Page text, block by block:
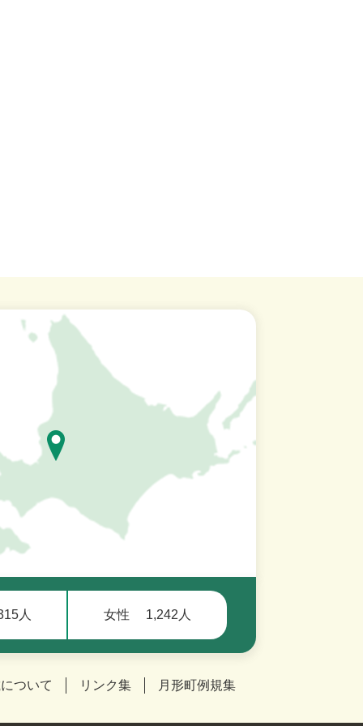
人 女性 1,242人
ついて リンク集 月形町例規集